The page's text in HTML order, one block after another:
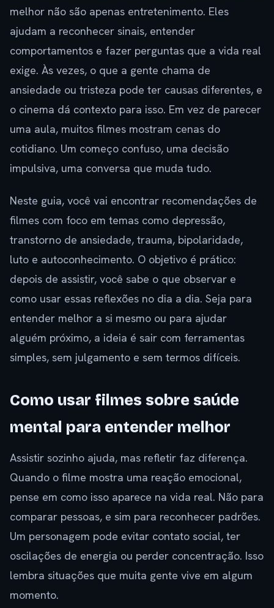
melhor não são apenas entretenimento. Eles
ajudam a reconhecer sinais, entender
comportamentos e fazer perguntas que a vida real
exige. Às vezes, o que a gente chama de
ansiedade ou tristeza pode ter causas diferentes, e
o cinema dá contexto para isso. Em vez de parecer
uma aula, muitos filmes mostram cenas do
cotidiano. Um começo confuso, uma decisão
impulsiva, uma conversa que muda tudo.
Neste guia, você vai encontrar recomendações de
filmes com foco em temas como depressão,
transtorno de ansiedade, trauma, bipolaridade,
luto e autoconhecimento. O objetivo é prático:
depois de assistir, você sabe o que observar e
como usar essas reflexões no dia a dia. Seja para
entender melhor a si mesmo ou para ajudar
alguém próximo, a ideia é sair com ferramentas
simples, sem julgamento e sem termos difíceis.
Como usar filmes sobre saúde
mental para entender melhor
Assistir sozinho ajuda, mas refletir faz diferença.
Quando o filme mostra uma reação emocional,
pense em como isso aparece na vida real. Não para
comparar pessoas, e sim para reconhecer padrões.
Um personagem pode evitar contato social, ter
oscilações de energia ou perder concentração. Isso
lembra situações que muita gente vive em algum
momento.